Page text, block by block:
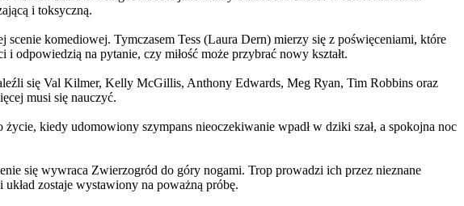
i toksyczną.
komediowej. Tymczasem Tess (Laura Dern) mierzy się z poświęceniami, które
odpowiedzią na pytanie, czy miłość może przybrać nowy kształt.
się Val Kilmer, Kelly McGillis, Anthony Edwards, Meg Ryan, Tim Robbins oraz
musi się nauczyć.
kiedy udomowiony szympans nieoczekiwanie wpadł w dziki szał, a spokojna noc
się wywraca Zwierzogród do góry nogami. Trop prowadzi ich przez nieznane
zostaje wystawiony na poważną próbę.